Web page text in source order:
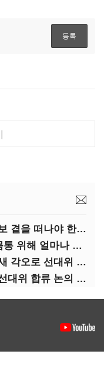
"권성동 사무총장이 윤석열 후보 곁을 떠나야 한다"
김종인, 이재명 향해 "대장동 몸통 위해 얼마나 죽어야 하나"
김종인 "이준석 사퇴 일단락…새 각오로 선대위 꾸리겠다"
김종인, 이준석과 오찬회동…"선대위 합류 논의 없었다"(종합)